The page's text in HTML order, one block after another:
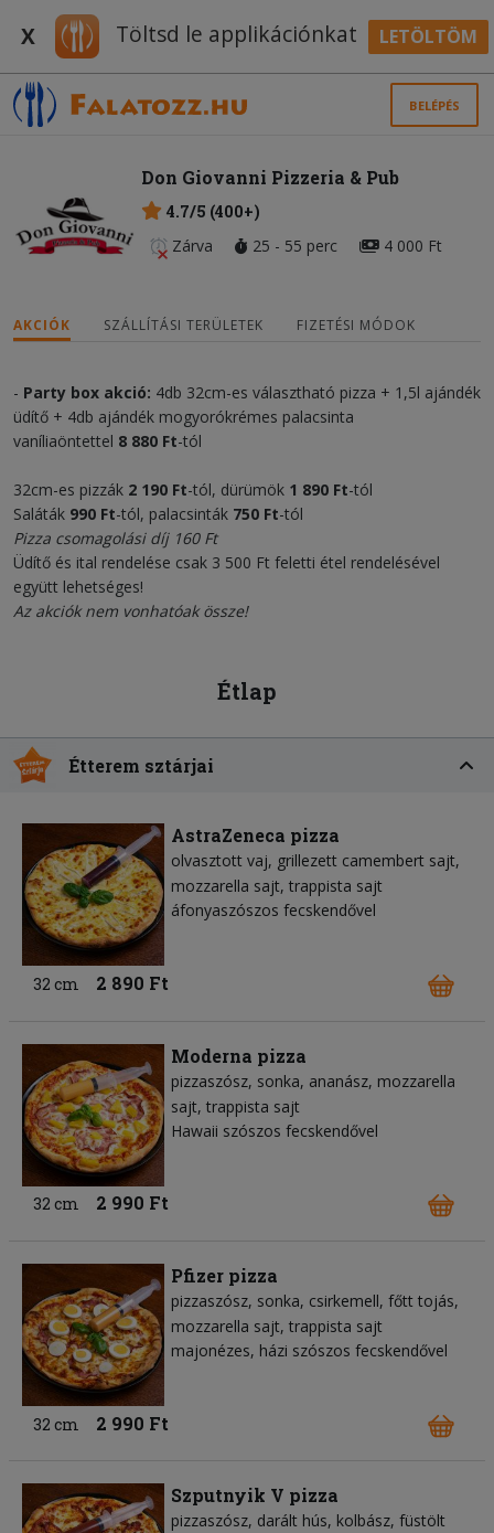
X Töltsd le applikációnkat LETÖLTÖM
BELÉPÉS
Don Giovanni Pizzeria & Pub
4.7/5 (400+)
Zárva
25 - 55 perc 4 000 Ft
AKCIÓK SZÁLLÍTÁSI TERÜLETEK FIZETÉSI MÓDOK
- Party box akció: 4db 32cm-es választható pizza + 1,5l ajándék
üdítő + 4db ajándék mogyorókrémes palacsinta
vaníliaöntettel 8 880 Ft-tól
32cm-es pizzák 2 190 Ft-tól, dürümök 1 890 Ft-tól
Saláták 990 Ft-tól, palacsinták 750 Ft-tól
Pizza csomagolási díj 160 Ft
Üdítő és ital rendelése csak 3 500 Ft feletti étel rendelésével
együtt lehetséges!
Az akciók nem vonhatóak össze!
Étlap
Étterem sztárjai
AstraZeneca pizza
olvasztott vaj grillezett camembert sajt
mozzarella sajt trappista sajt
áfonyaszószos fecskendővel
32 cm 2 890 Ft
Moderna pizza
pizzaszósz sonka ananász mozzarella
sajt trappista sajt
Hawaii szószos fecskendővel
32 cm 2 990 Ft
Pfizer pizza
pizzaszósz sonka csirkemell főtt tojás
mozzarella sajt trappista sajt
majonézes, házi szószos fecskendővel
32 cm 2 990 Ft
Szputnyik V pizza
pizzaszósz darált hús kolbász füstölt